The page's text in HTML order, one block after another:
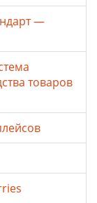
—
товаров